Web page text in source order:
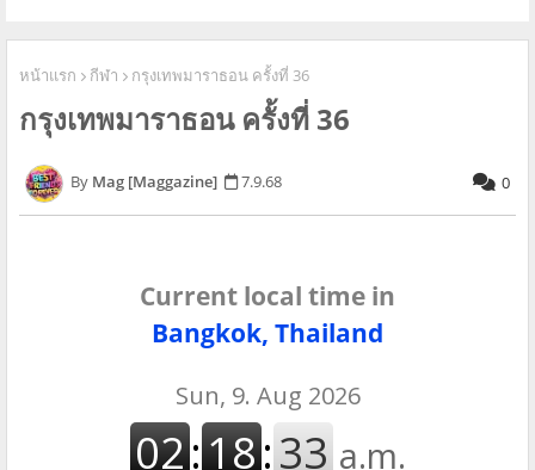
หน้าแรก กีฬา กรุงเทพมาราธอน ครั้งที่ 36
กรุงเทพมาราธอน ครั้งที่ 36
Mag [Maggazine] 7.9.68 0
Current local time in
Bangkok, Thailand